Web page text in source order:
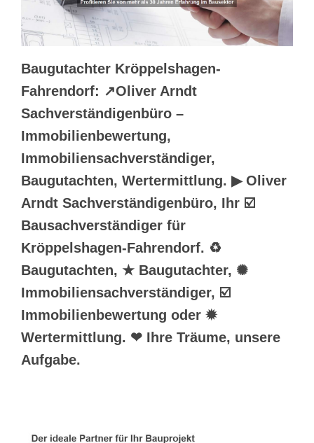
Baugutachter Kröppelshagen-
Fahrendorf: ↗️Oliver Arndt
Sachverständigenbüro –
Immobilienbewertung,
Immobiliensachverständiger,
Baugutachten, Wertermittlung. ▶︎ Oliver
Arndt Sachverständigenbüro, Ihr ☑️
Bausachverständiger für
Kröppelshagen-Fahrendorf. ♻
Baugutachten, ★ Baugutachter, ✺
Immobiliensachverständiger, ☑️
Immobilienbewertung oder ✹
Wertermittlung. ❤ Ihre Träume, unsere
Aufgabe.